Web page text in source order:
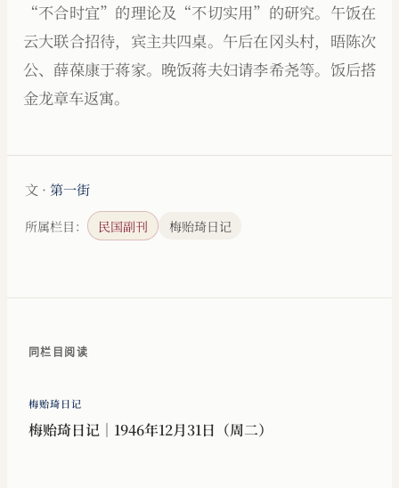
“不合时宜”的理论及“不切实用”的研究。午饭在
云大联合招待，宾主共四桌。午后在冈头村，晤陈次
公、薛葆康于蒋家。晚饭蒋夫妇请李希尧等。饭后搭
金龙章车返寓。
文 · 第一街
所属栏目： 民国副刊 梅贻琦日记
同栏目阅读
梅贻琦日记
梅贻琦日记｜1946年12月31日（周二）